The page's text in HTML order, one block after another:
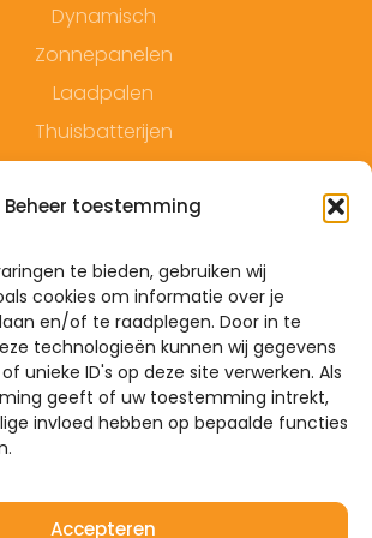
Beheer toestemming
te bieden, gebruiken wij
cookies om informatie over je
en/of te raadplegen. Door in te
technologieën kunnen wij gegevens
unieke ID's op deze site verwerken. Als
geeft of uw toestemming intrekt,
invloed hebben op bepaalde functies
Accepteren
Dynamisch
Zonnepanelen
Laadpalen
Thuisbatterijen
Contact
voorwaarden
Privacyverklaring
Sitemap
AZ Helmond
17E 4703 RA Roosendaal